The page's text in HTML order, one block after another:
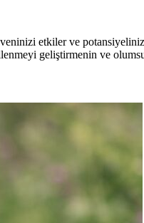
etkiler ve
geliştirmenin ve